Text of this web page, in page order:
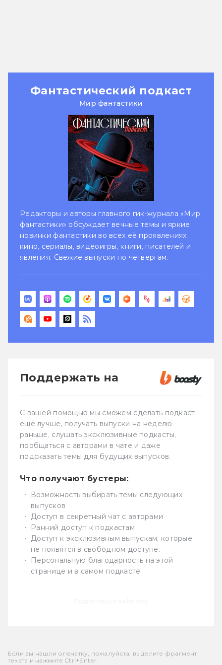
Фантастический подкаст
Мир фантастики
Редакторы и авторы главного гик-журнала «Мир
фантастики» обсуждает вечные темы и яркие
новинки фантастики во всех её проявлениях:
кино, сериалы, видеоигры, книги, писателей и
явления. Свежие выпуски по четвергам.
Поддержать на
С вашей помощью мы сможем сделать подкаст
ещё лучше, получать выпуски на неделю
раньше, слушать эксклюзивные подкасты,
пообщаться с авторами в чате и даже
подсказать темы для будущих выпусков.
Что получают бустеры:
Возможность выбирать темы следующих
выпусков
Доступ в секретный чат с авторами
Ранний доступ к подкастам
Доступ к эксклюзивным выпускам, которые
не появятся в свободном доступе.
Персональную благодарность на этой
странице и в самом подкасте
Если вы нашли опечатку, пожалуйста, выделите фрагмент
текста и нажмите Ctrl+Enter.